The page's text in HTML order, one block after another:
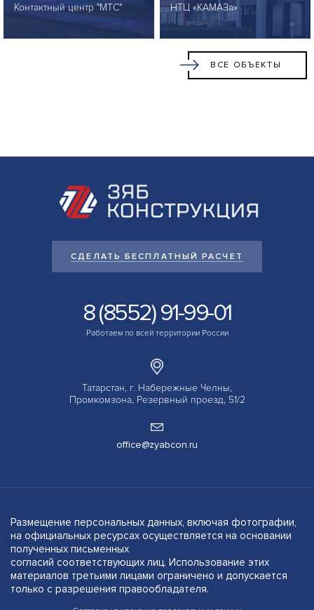
Контактный центр "МТС" НТЦ «КАМАЗа»
ВСЕ ОБЪЕКТЫ
СДЕЛАТЬ БЕСПЛАТНЫЙ РАСЧЕТ
8 (8552) 91-99-01
Работаем по всей территории России
Татарстан, г. Набережные Челны,
Промкомзона, Резервный проезд, 51/2
office@zyabcon.ru
Размещение персональных данных, включая фотографии,
на официальных ресурсах осуществляется на основании
полученных письменных
согласий соответствующих лиц. Использование этих
материалов третьими лицами ограничено и допускается
только с разрешения правообладателя.